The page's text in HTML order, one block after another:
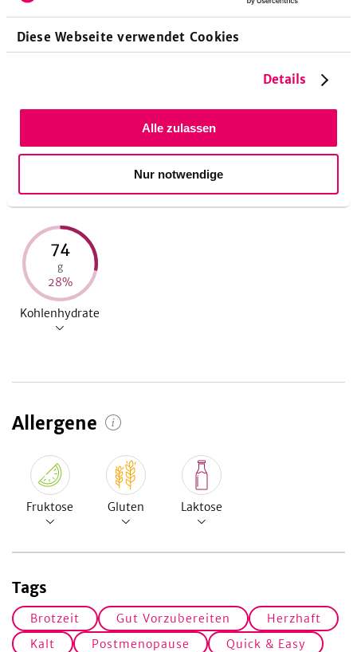
Diese Webseite verwendet Cookies
Details
Alle zulassen
Nur notwendige
573
27%
23
g
47%
Eiweiß
20
29%
74
g
28%
Kohlenhydrate
Allergene
Fruktose Gluten Laktose
Tags
Brotzeit Gut Vorzubereiten
Herzhaft
Kalt
Postmenopause
Quick & Easy